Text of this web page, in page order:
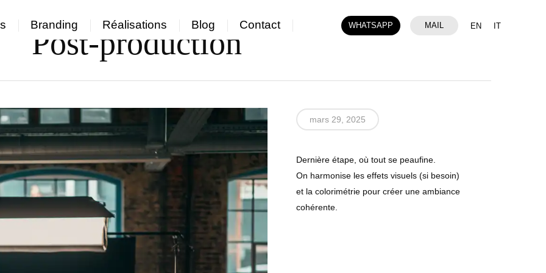
Branding Réalisations Blog Contact WHATSAPP MAIL EN IT
Post-production
mars 29, 2025
Dernière étape, où tout se peaufine.
On harmonise les effets visuels (si besoin)
et la colorimétrie pour créer une ambiance
cohérente.